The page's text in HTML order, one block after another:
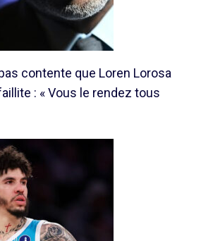
contente que Loren Lorosa
: « Vous le rendez tous